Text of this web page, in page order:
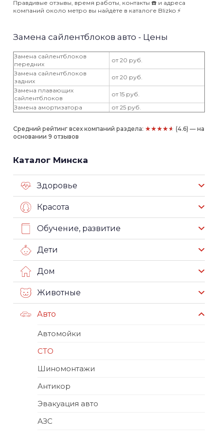
Правдивые отзывы, время работы, контакты ☎️ и адреса
компаний около метро вы найдёте в каталоге Blizko ⚡️
Замена сайлентблоков авто - Цены
Замена сайлентблоков
передних
от 20 руб.
Замена сайлентблоков
задних
от 20 руб.
Замена плавающих
сайлентблоков
от 15 руб.
Замена амортизатора
от 25 руб.
Средний рейтинг всех компаний раздела: ★★★★★ (4.6) — на
основании 9 отзывов
Каталог Минска
Здоровье
Красота
Обучение, развитие
Дети
Дом
Животные
Авто
Автомойки
СТО
Шиномонтажи
Антикор
Эвакуация авто
АЗС